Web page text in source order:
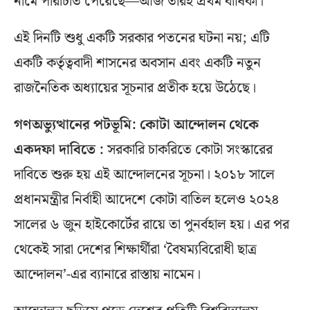
এই দিনটি শুধু একটি সরকার পতনের ঘটনা নয়; এটি
একটি কর্তৃত্ববাদী শাসনের অবসান এবং একটি নতুন
রাজনৈতিক অধ্যায়ের সূচনার প্রতীক হয়ে উঠেছে।
গণঅভ্যুত্থানের পটভূমি: কোটা আন্দোলন থেকে
একদফা দাবিতে :সরকারি চাকরিতে কোটা সংস্কারের
দাবিতে শুরু হয় এই আন্দোলনের সূচনা। ২০১৮ সালে
প্রধানমন্ত্রীর নির্বাহী আদেশে কোটা বাতিল হলেও ২০২৪
সালের ৬ জুন হাইকোর্টের রায়ে তা পুনর্বহাল হয়। এর পর
থেকেই সারা দেশের শিক্ষার্থীরা ‘বৈষম্যবিরোধী ছাত্র
আন্দোলন’-এর ব্যানারে রাস্তায় নামেন।